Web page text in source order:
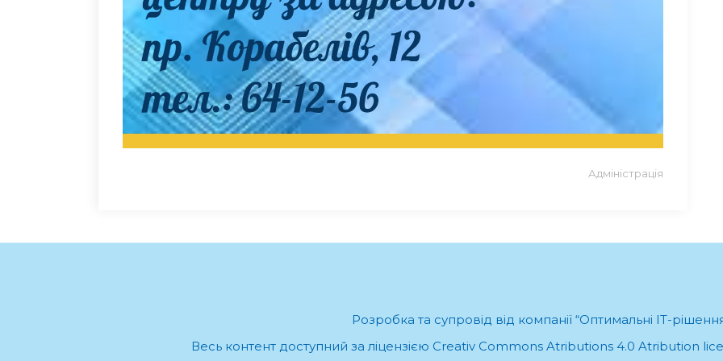
Адміністрація
Розробка та супровід від компанії “Оптимальні ІТ-
Весь контент доступний за ліцензією Creativ Commons Atributions 4.0 Atribution